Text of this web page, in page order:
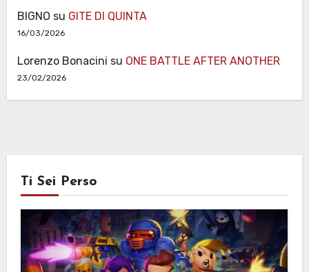
BIGNO su GITE DI QUINTA
16/03/2026
Lorenzo Bonacini su ONE BATTLE AFTER ANOTHER
23/02/2026
Ti Sei Perso